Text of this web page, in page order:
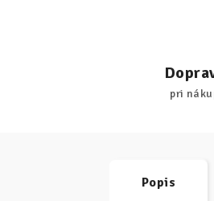
pri
Popis